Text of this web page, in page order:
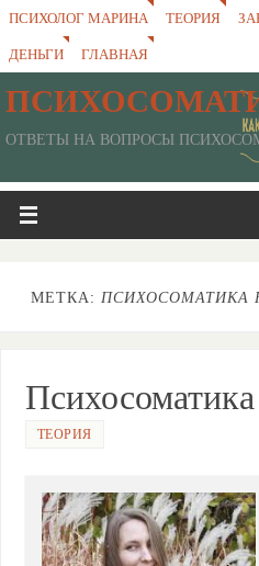
ПСИХОЛОГ МАРИНА ТЕОРИЯ
ДЕНЬГИ
ГЛАВНАЯ
ОТВЕТЫ НА ВОПРОСЫ
МЕТКА: ПСИХОСОМАТИКА
ТЕОРИЯ